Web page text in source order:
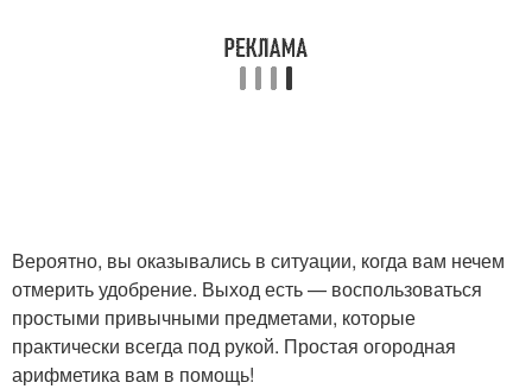
Вероятно, вы оказывались в ситуации, когда вам нечем
отмерить удобрение. Выход есть — воспользоваться
простыми привычными предметами, которые
практически всегда под рукой. Простая огородная
арифметика вам в помощь!